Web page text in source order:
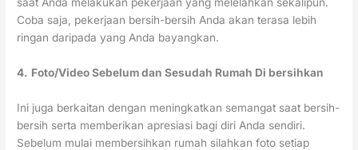
saat Anda melakukan pekerjaan yang melelahkan sekalipun.
Coba saja, pekerjaan bersih-bersih Anda akan terasa lebih
ringan daripada yang Anda bayangkan.
4. Foto/Video Sebelum dan Sesudah Rumah Di bersihkan
Ini juga berkaitan dengan meningkatkan semangat saat bersih-
bersih serta memberikan apresiasi bagi diri Anda sendiri.
Sebelum mulai membersihkan rumah silahkan foto setiap